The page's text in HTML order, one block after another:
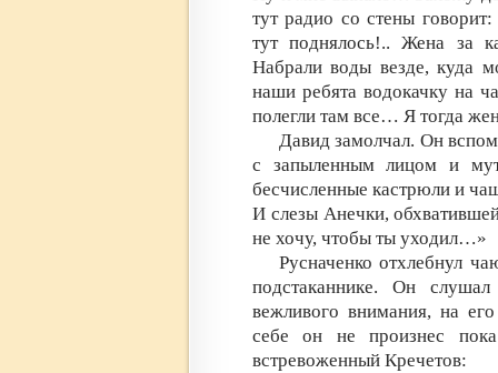
тут радио со стены
тут поднялось!.. Жена за
Набрали воды везде, куда
наши ребята водокачку на
полегли там все… Я тогда
Давид замолчал. Он
с запыленным лицом и
бесчисленные кастрюли и
И слезы Анечки,
не хочу, чтобы ты уходил…»
Русначенко отхлебнул
подстаканнике. Он
вежливого внимания, на
себе он не произнес
встревоженный Кречетов: